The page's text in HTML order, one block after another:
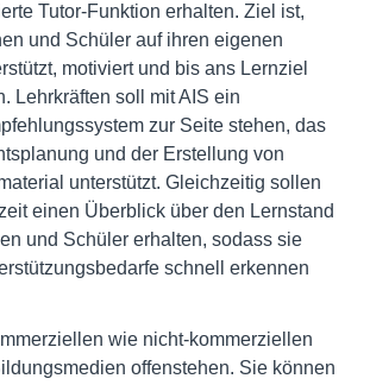
Tutor-Funktion erhalten. Ziel ist,
und Schüler auf ihren eigenen
motiviert und bis ans Lernziel
Lehrkräften soll mit AIS ein
zur Seite stehen, das
und der Erstellung von
unterstützt. Gleichzeitig sollen
einen Überblick über den Lernstand
und Schüler erhalten, sodass sie
schnell erkennen
wie nicht-kommerziellen
offenstehen. Sie können